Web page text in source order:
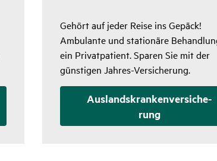
Gehört auf jeder Reise ins Gepäck!
Ambulante und stationäre
ein Privatpatient. Sparen Sie mit der
günstigen Jahres-Versicherung.
Auslands­kranken­versi­che­
rung